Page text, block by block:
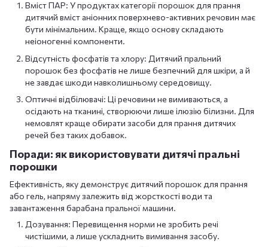
Вміст ПАР: У продуктах категорії порошок для прання
дитячий вміст аніонних поверхнево-активних речовин має
бути мінімальним. Краще, якщо основу складають
неіоногенні компоненти.
Відсутність фосфатів та хлору: Дитячий пральний
порошок без фосфатів не лише безпечний для шкіри, а й
не завдає шкоди навколишньому середовищу.
Оптичні відбілювачі: Ці речовини не вимиваються, а
осідають на тканині, створюючи лише ілюзію білизни. Для
немовлят краще обирати засоби для прання дитячих
речей без таких добавок.
Поради: як використовувати дитячі пральні
порошки
Ефективність, яку демонструє дитячий порошок для прання
або гель, напряму залежить від жорсткості води та
завантаження барабана пральної машини.
Дозування: Перевищення норми не зробить речі
чистішими, а лише ускладнить вимивання засобу.